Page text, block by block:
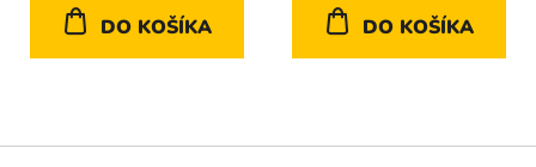
DO KOŠÍKA DO KOŠÍKA